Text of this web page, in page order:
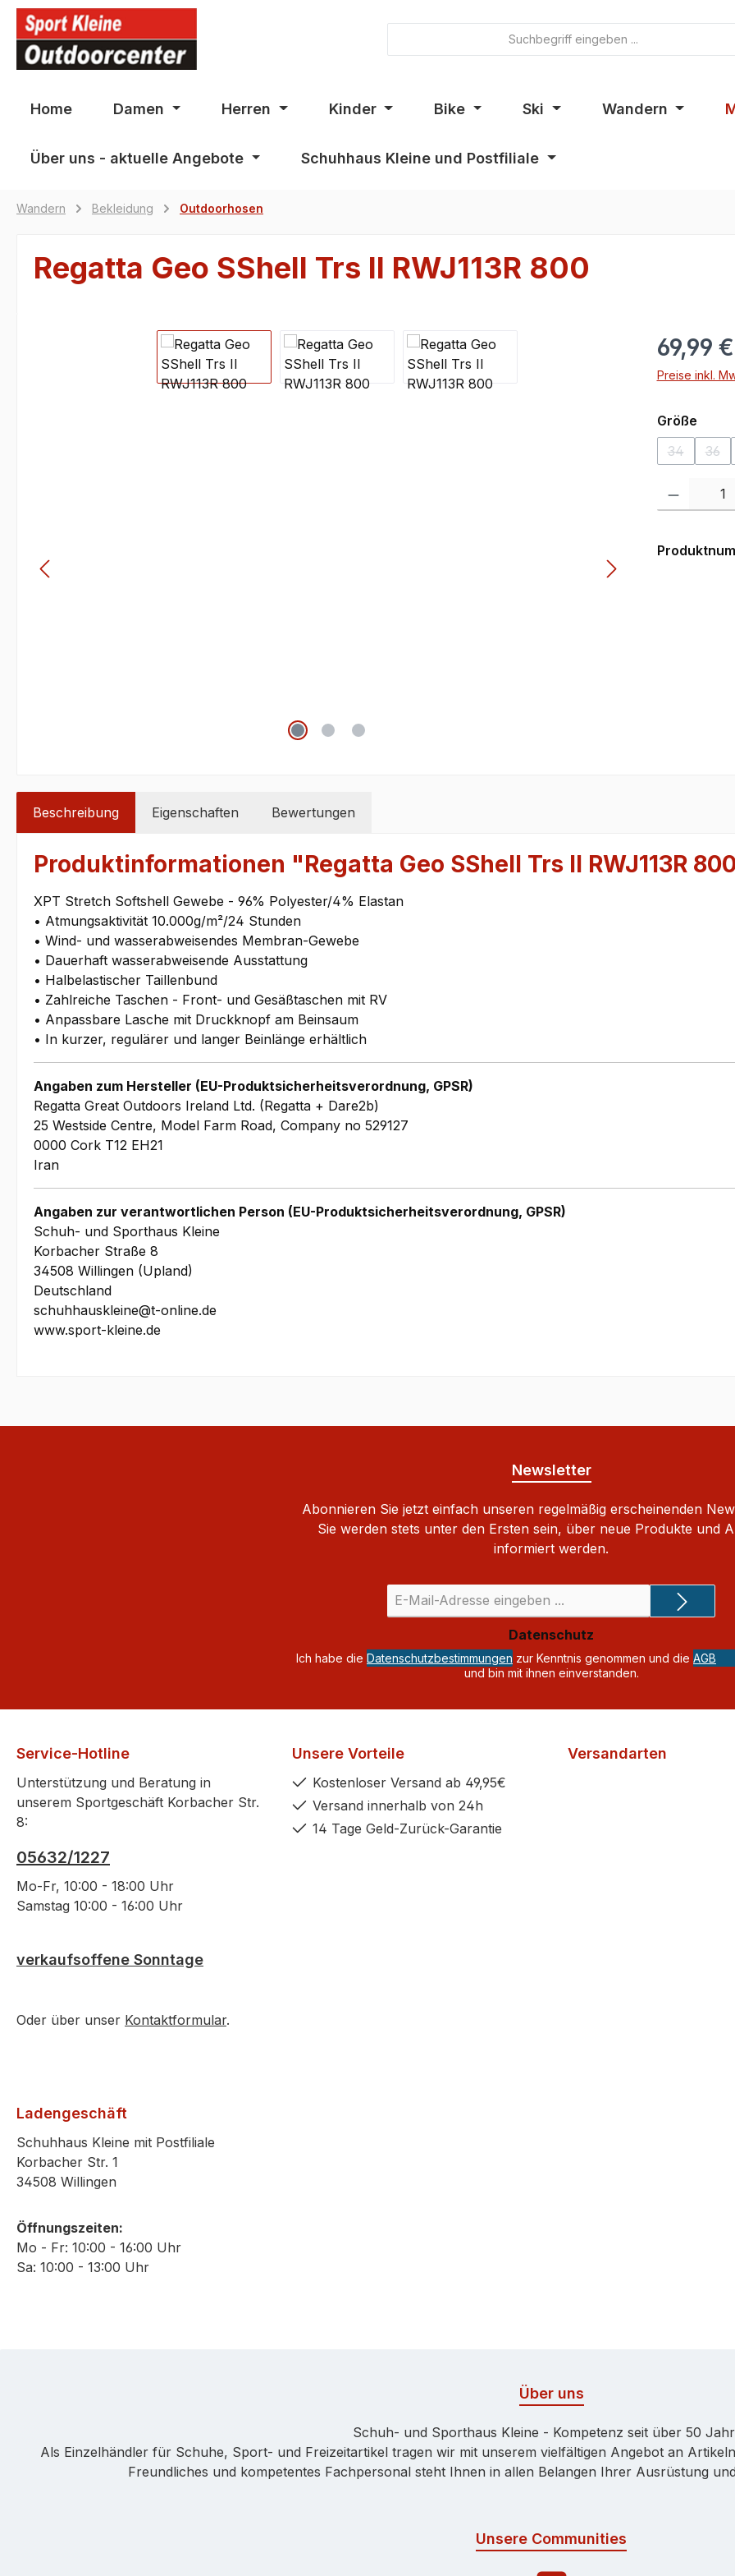
Zur Hauptnavigation springen
Home Damen Herren Kinder Bike Ski Wandern
Über uns - aktuelle Angebote Schuhhaus Kleine und Postfiliale
Wandern Bekleidung Outdoorhosen
Regatta Geo SShell Trs II RWJ113R 800
Bildergalerie überspringen 69,99 €
Preise inkl.
Größe
34
(Diese
36
Beschreibung Eigenschaften Bewertungen
Produktinformationen "Regatta Geo SShell Trs II RWJ113R
XPT Stretch Softshell Gewebe - 96% Polyester/4% Elastan
• Atmungsaktivität 10.000g/m²/24 Stunden
• Wind- und wasserabweisendes Membran-Gewebe
• Dauerhaft wasserabweisende Ausstattung
• Halbelastischer Taillenbund
• Zahlreiche Taschen - Front- und Gesäßtaschen mit RV
• Anpassbare Lasche mit Druckknopf am Beinsaum
• In kurzer, regulärer und langer Beinlänge erhältlich
Angaben zum Hersteller (EU-Produktsicherheitsverordnung, GPSR)
Regatta Great Outdoors Ireland Ltd. (Regatta + Dare2b)
25 Westside Centre, Model Farm Road, Company no 529127
0000 Cork T12 EH21
Iran
Angaben zur verantwortlichen Person (EU-Produktsicherheitsverordnung, GPSR)
Schuh- und Sporthaus Kleine
Korbacher Straße 8
34508 Willingen (Upland)
Deutschland
schuhhauskleine@t-online.de
www.sport-kleine.de
Newsletter
Abonnieren Sie jetzt einfach unseren regelmäßig erscheinenden
Sie werden stets unter den Ersten sein, über neue Produkte und
informiert werden.
Mail-
Adresse
*
Datenschutz
Ich habe die Datenschutzbestimmungen zur Kenntnis genommen und die AGB
und bin mit ihnen einverstanden.
Service-Hotline
Unterstützung und Beratung in
unserem Sportgeschäft Korbacher Str.
8:
05632/1227
Mo-Fr, 10:00 - 18:00 Uhr
Samstag 10:00 - 16:00 Uhr
verkaufsoffene Sonntage
Oder über unser Kontaktformular.
Unsere Vorteile
Kostenloser Versand ab 49,95€
Versand innerhalb von 24h
14 Tage Geld-Zurück-Garantie
Versandarten
Ladengeschäft
Schuhhaus Kleine mit Postfiliale
Korbacher Str. 1
34508 Willingen
Öffnungszeiten:
Mo - Fr: 10:00 - 16:00 Uhr
Sa: 10:00 - 13:00 Uhr
Über uns
Schuh- und Sporthaus Kleine - Kompetenz seit über 50
Als Einzelhändler für Schuhe, Sport- und Freizeitartikel tragen wir mit unserem vielfältigen Angebot an
Freundliches und kompetentes Fachpersonal steht Ihnen in allen Belangen Ihrer Ausrüstung
Unsere Communities